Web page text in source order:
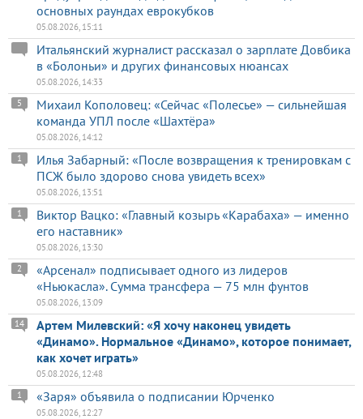
основных раундах еврокубков
05.08.2026, 15:11
Итальянский журналист рассказал о зарплате Довбика
в «Болоньи» и других финансовых нюансах
05.08.2026, 14:33
Михаил Кополовец: «Сейчас «Полесье» — сильнейшая
команда УПЛ после «Шахтёра»
5
05.08.2026, 14:12
Илья Забарный: «После возвращения к тренировкам с
ПСЖ было здорово снова увидеть всех»
1
05.08.2026, 13:51
Виктор Вацко: «Главный козырь «Карабаха» — именно
его наставник»
1
05.08.2026, 13:30
«Арсенал» подписывает одного из лидеров
«Ньюкасла». Сумма трансфера — 75 млн фунтов
2
05.08.2026, 13:09
Артем Милевский: «Я хочу наконец увидеть
«Динамо». Нормальное «Динамо», которое понимает,
как хочет играть»
14
05.08.2026, 12:48
«Заря» объявила о подписании Юрченко
1
05.08.2026, 12:27